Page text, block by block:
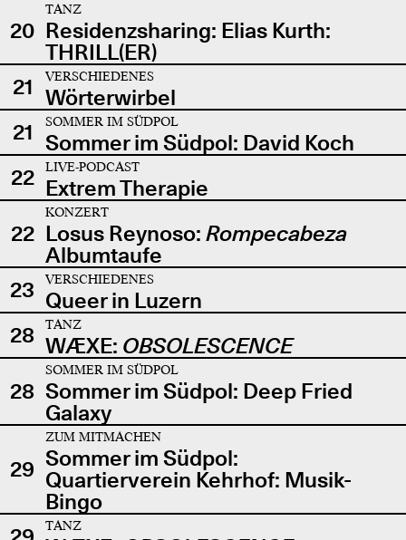
20
TANZ
Residenzsharing: Elias Kurth:
THRILL(ER)
21
VERSCHIEDENES
Wörterwirbel
21
SOMMER IM SÜDPOL
Sommer im Südpol: David Koch
22
LIVE-PODCAST
Extrem Therapie
22
KONZERT
Losus Reynoso: Rompecabeza
Albumtaufe
23
VERSCHIEDENES
Queer in Luzern
28
TANZ
WÆXE: OBSOLESCENCE
28
SOMMER IM SÜDPOL
Sommer im Südpol: Deep Fried
Galaxy
29
ZUM MITMACHEN
Sommer im Südpol:
Quartierverein Kehrhof: Musik-
Bingo
TANZ